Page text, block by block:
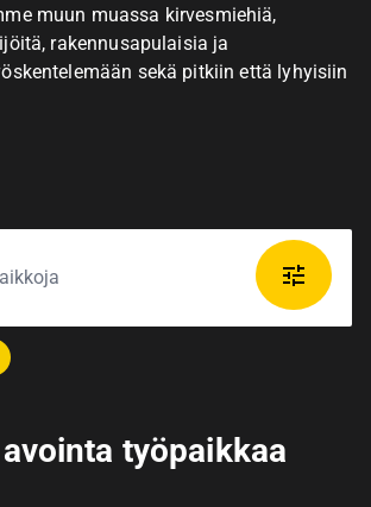
muun muassa kirvesmiehiä,
rakennusapulaisia ja
sekä pitkiin että lyhyisiin
avointa työpaikkaa